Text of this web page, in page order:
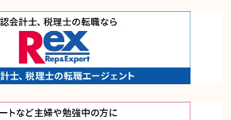
もどなたにも入手可能な措置を取るものとします。
るお問い合わせは、下記で受け付けております。
ザーズ 個人情報相談窓口 個人情報保護管理者（HR事
ル：info@career-adv.jp